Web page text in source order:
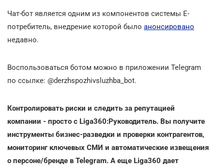
Чат-бот является одним из компонентов системы Е-
потребитель, внедрение которой было анонсировано
недавно.
Воспользоваться ботом можно в приложении Telegram
по ссылке: @derzhspozhivsluzhba_bot.
Контролировать риски и следить за репутацией
компании - просто с Liga360:Руководитель. Вы получите
инструменты бизнес-разведки и проверки контрагентов,
мониторинг ключевых СМИ и автоматические извещения
о персоне/бренде в Telegram. А еще Liga360 дает